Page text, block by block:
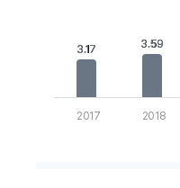
The chart has 1 Y
3.17
3.17 3.59
3.59
2017 2018